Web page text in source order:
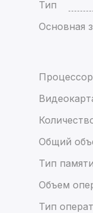
Тип
Основная
Общий
Тип
Объем
Тип